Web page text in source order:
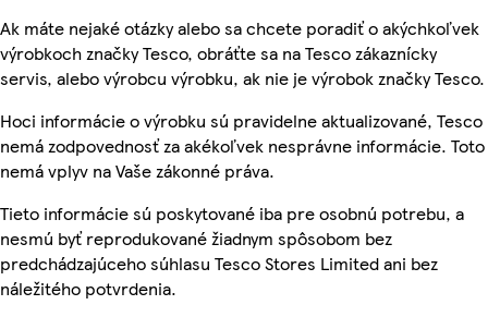
Ak máte nejaké otázky alebo sa chcete poradiť o akýchkoľvek
výrobkoch značky Tesco, obráťte sa na Tesco zákaznícky
servis, alebo výrobcu výrobku, ak nie je výrobok značky Tesco.
Hoci informácie o výrobku sú pravidelne aktualizované, Tesco
nemá zodpovednosť za akékoľvek nesprávne informácie. Toto
nemá vplyv na Vaše zákonné práva.
Tieto informácie sú poskytované iba pre osobnú potrebu, a
nesmú byť reprodukované žiadnym spôsobom bez
predchádzajúceho súhlasu Tesco Stores Limited ani bez
náležitého potvrdenia.